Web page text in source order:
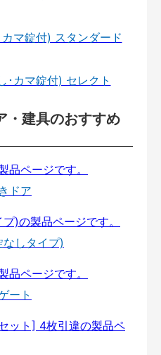
マ錠付) スタンダード
･カマ錠付) セレクト
・建具のおすすめ
ドア
しタイプ)
ート